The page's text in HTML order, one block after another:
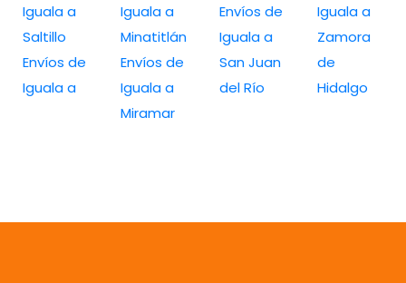
Iguala a
Saltillo
Envíos de
Iguala a
Iguala a
Minatitlán
Envíos de
Iguala a
Miramar
Envíos de
Iguala a
San Juan
del Río
Iguala a
Zamora
de
Hidalgo